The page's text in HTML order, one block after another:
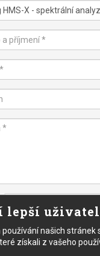
lepší
našich
získali z vašeho